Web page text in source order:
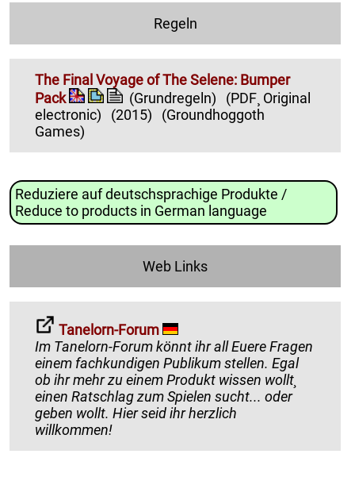
Regeln
The Final Voyage of The Selene: Bumper
Pack
(Grundregeln)
(PDF¸ Original
electronic)
(2015)
(Groundhoggoth
Games)
Reduziere auf deutschsprachige Produkte /
Reduce to products in German language
Web Links
Tanelorn-Forum
Im Tanelorn-Forum könnt ihr all Euere Fragen
einem fachkundigen Publikum stellen. Egal
ob ihr mehr zu einem Produkt wissen wollt¸
einen Ratschlag zum Spielen sucht... oder
geben wollt. Hier seid ihr herzlich
willkommen!